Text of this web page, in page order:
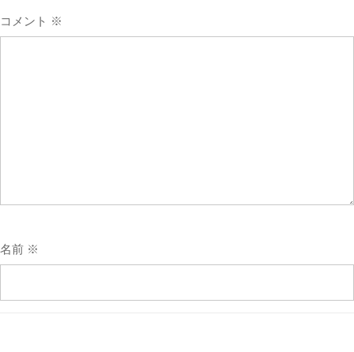
コメント ※
名前 ※
Online Courses WordPress ThemeBy Themespride